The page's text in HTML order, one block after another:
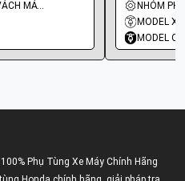
NHÓM PHỤ TÙNG: LỐC MÁY -VÁCH MÁY - GIOĂNG MÁY
MODEL
MODEL
Phụ Tùng Xe Máy Chính Hãng